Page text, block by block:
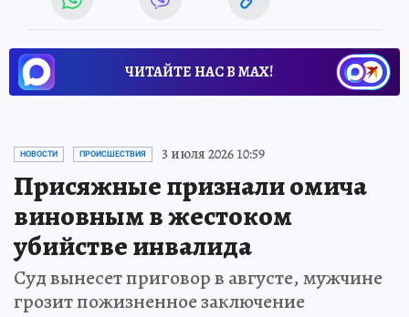
ЧИТАЙТЕ НАС В МАХ!
НОВОСТИ ПРОИСШЕСТВИЯ 3 июля 2026 10:59
Присяжные признали омича
виновным в жестоком
убийстве инвалида
Суд вынесет приговор в августе, мужчине
грозит пожизненное заключение